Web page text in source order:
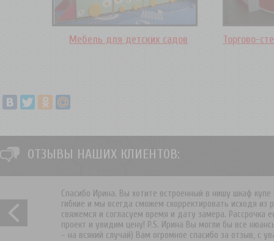
Мебель для детских садов Торгово-
ОТЗЫВЫ НАШИХ КЛИЕНТОВ:
Спасибо Ирина. Вы хотите встроенный в нишу шкаф
гибкие и мы всегда сможем скорректировать исходя
свяжемся и согласуем время и дату замера.
проект и увидим цену! P.S. Ирина Вы могли бы все
- на всякий случай) Вам огромное спасибо за отзыв, с